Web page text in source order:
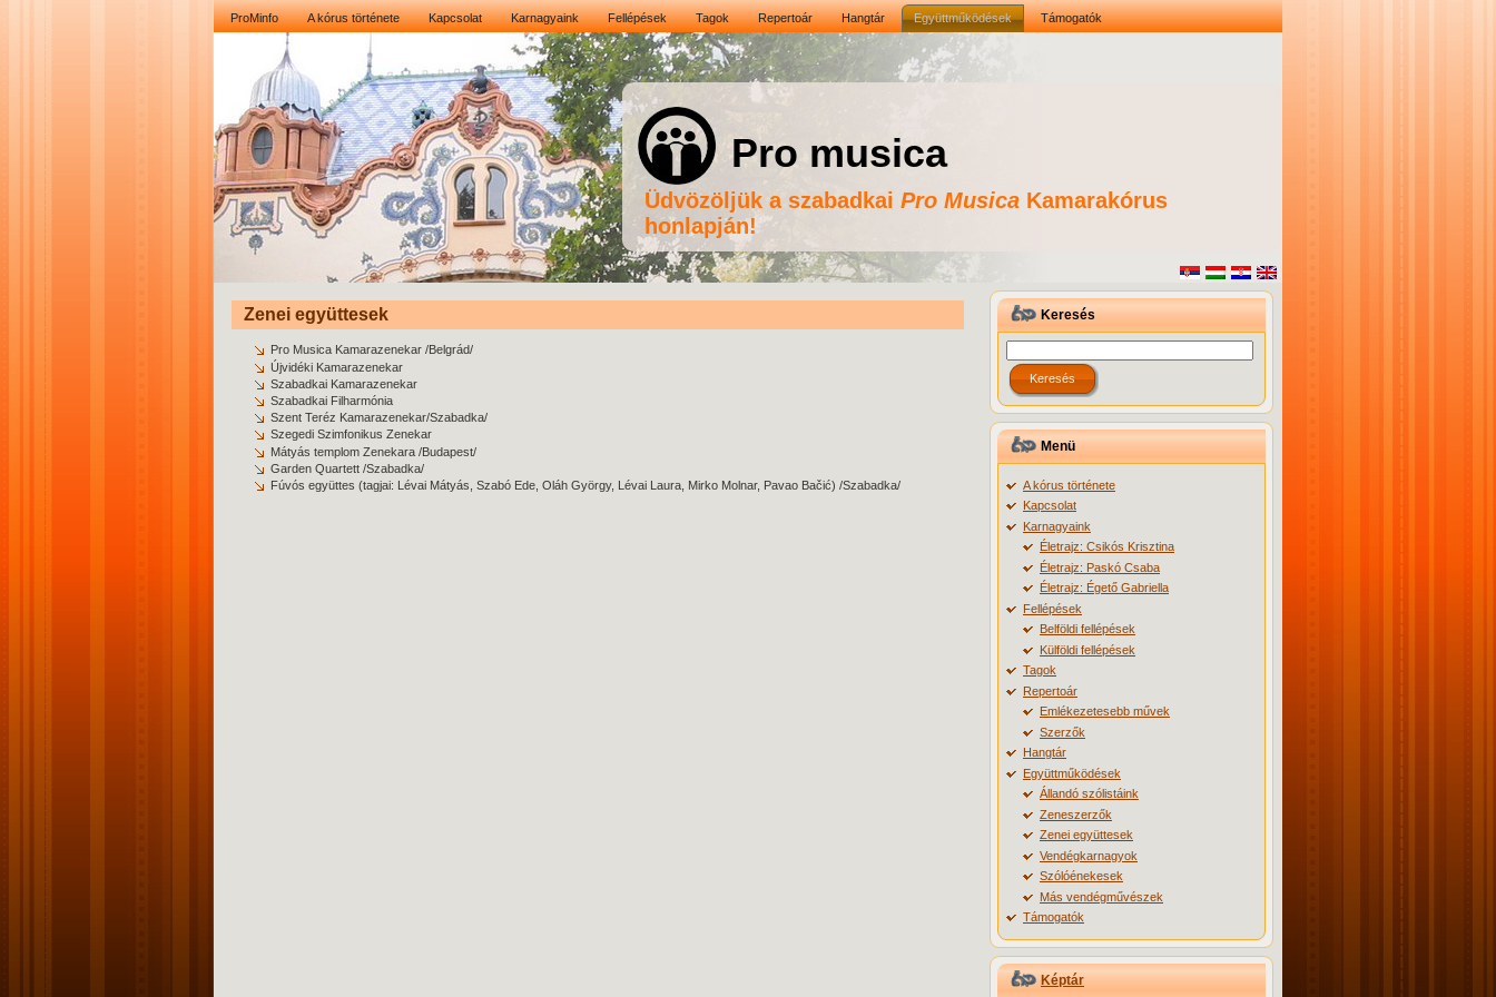
ProMinfo A kórus története Kapcsolat Karnagyaink Fellépések Tagok Repertoár Hangtár Együttműködések Támogatók
Pro musica
Üdvözöljük a szabadkai Pro Musica Kamarakórus
honlapján!
Zenei együttesek
Pro Musica Kamarazenekar /Belgrád/
Újvidéki Kamarazenekar
Szabadkai Kamarazenekar
Szabadkai Filharmónia
Szent Teréz Kamarazenekar/Szabadka/
Szegedi Szimfonikus Zenekar
Mátyás templom Zenekara /Budapest/
Garden Quartett /Szabadka/
Fúvós együttes (tagjai: Lévai Mátyás, Szabó Ede, Oláh György, Lévai Laura, Mirko Molnar, Pavao Bačić) /Szabadka/
Keresés
Menü
A kórus története
Kapcsolat
Karnagyaink
Életrajz: Csikós Krisztina
Életrajz: Paskó Csaba
Életrajz: Égető Gabriella
Fellépések
Belföldi fellépések
Külföldi fellépések
Tagok
Repertoár
Emlékezetesebb művek
Szerzők
Hangtár
Együttműködések
Állandó szólistáink
Zeneszerzők
Zenei együttesek
Vendégkarnagyok
Szólóénekesek
Más vendégművészek
Támogatók
Képtár